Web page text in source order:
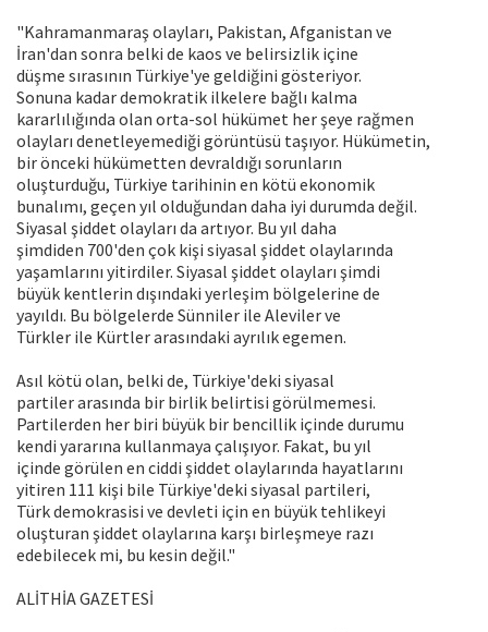
"Kahramanmaraş olayları, Pakistan, Afganistan ve
İran'dan sonra belki de kaos ve belirsizlik içine
düşme sırasının Türkiye'ye geldiğini gösteriyor.
Sonuna kadar demokratik ilkelere bağlı kalma
kararlılığında olan orta-sol hükümet her şeye rağmen
olayları denetleyemediği görüntüsü taşıyor. Hükümetin,
bir önceki hükümetten devraldığı sorunların
oluşturduğu, Türkiye tarihinin en kötü ekonomik
bunalımı, geçen yıl olduğundan daha iyi durumda değil.
Siyasal şiddet olayları da artıyor. Bu yıl daha
şimdiden 700'den çok kişi siyasal şiddet olaylarında
yaşamlarını yitirdiler. Siyasal şiddet olayları şimdi
büyük kentlerin dışındaki yerleşim bölgelerine de
yayıldı. Bu bölgelerde Sünniler ile Aleviler ve
Türkler ile Kürtler arasındaki ayrılık egemen.
Asıl kötü olan, belki de, Türkiye'deki siyasal
partiler arasında bir birlik belirtisi görülmemesi.
Partilerden her biri büyük bir bencillik içinde durumu
kendi yararına kullanmaya çalışıyor. Fakat, bu yıl
içinde görülen en ciddi şiddet olaylarında hayatlarını
yitiren 111 kişi bile Türkiye'deki siyasal partileri,
Türk demokrasisi ve devleti için en büyük tehlikeyi
oluşturan şiddet olaylarına karşı birleşmeye razı
edebilecek mi, bu kesin değil."
ALİTHİA GAZETESİ